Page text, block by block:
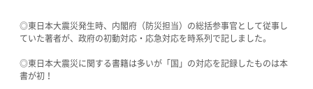
◎東日本大震災発生時、内閣府（防災担当）の総括参事官として従事し
ていた著者が、政府の初動対応・応急対応を時系列で記しました。
◎東日本大震災に関する書籍は多いが「国」の対応を記録したものは本
書が初！